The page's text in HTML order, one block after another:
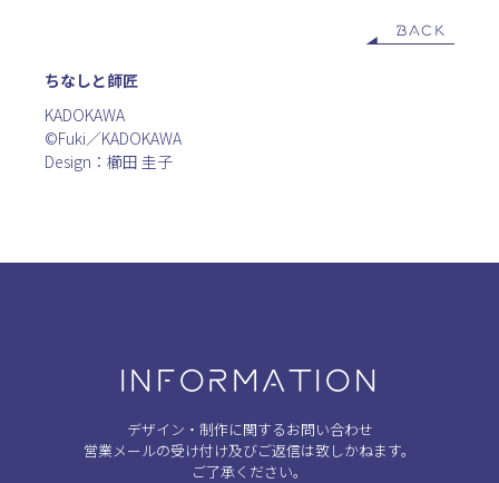
BACK
ちなしと師匠
KADOKAWA
©Fuki／KADOKAWA
Design：櫛田 圭子
INFORMATION
デザイン・制作に関するお問い合わせ
営業メールの受け付け及びご返信は致しかねます。
ご了承ください。